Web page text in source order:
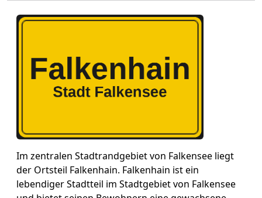
Im zentralen Stadtrandgebiet von Falkensee liegt
der Ortsteil Falkenhain. Falkenhain ist ein
lebendiger Stadtteil im Stadtgebiet von Falkensee